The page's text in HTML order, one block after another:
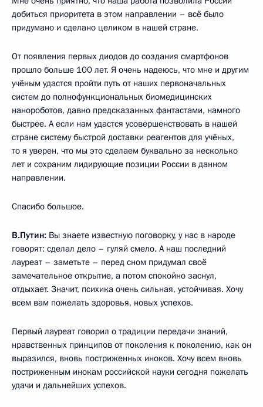
добиться приоритета в этом направлении – всё было
придумано и сделано целиком в нашей стране.
От появления первых диодов до создания смартфонов
прошло больше 100 лет. Я очень надеюсь, что мне и другим
учёным удастся пройти путь от наших первоначальных
систем до полнофункциональных биомедицинских
нанороботов, давно предсказанных фантастами, намного
быстрее. А если нам удастся усовершенствовать в нашей
стране систему быстрой доставки реагентов для учёных,
то я уверен, что мы это сделаем буквально за несколько
лет и сохраним лидирующие позиции России в данном
направлении.
Спасибо большое.
В.Путин: Вы знаете известную поговорку, у нас в народе
говорят: сделал дело – гуляй смело. А наш последний
лауреат – заметьте – перед сном придумал своё
замечательное открытие, а потом спокойно заснул,
отдыхает. Значит, психика очень сильная, устойчивая. Хочу
всем вам пожелать здоровья, новых успехов.
Первый лауреат говорил о традиции передачи знаний,
нравственных принципов от поколения к поколению, как он
выразился, вновь постриженных иноков. Хочу всем вновь
постриженным инокам российской науки сегодня пожелать
удачи и дальнейших успехов.